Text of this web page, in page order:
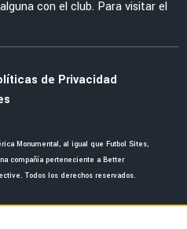
con América
Banorte